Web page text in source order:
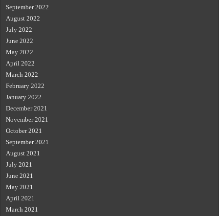
September 2022
August 2022
July 2022
June 2022
May 2022
April 2022
March 2022
February 2022
January 2022
December 2021
November 2021
October 2021
September 2021
August 2021
July 2021
June 2021
May 2021
April 2021
March 2021